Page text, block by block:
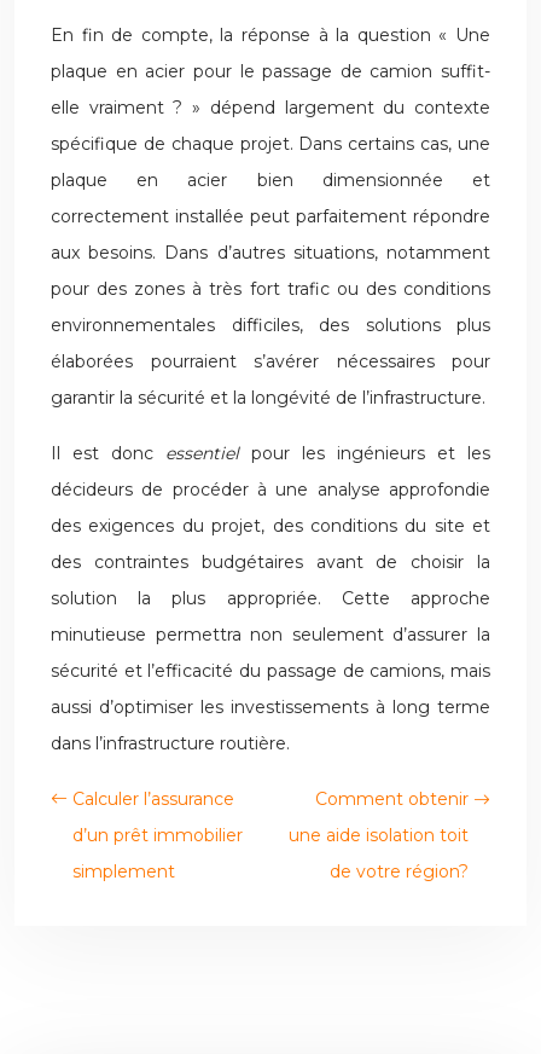
En fin de compte, la réponse à la question « Une
plaque en acier pour le passage de camion suffit-
elle vraiment ? » dépend largement du contexte
spécifique de chaque projet. Dans certains cas, une
plaque en acier bien dimensionnée et
correctement installée peut parfaitement répondre
aux besoins. Dans d’autres situations, notamment
pour des zones à très fort trafic ou des conditions
environnementales difficiles, des solutions plus
élaborées pourraient s’avérer nécessaires pour
garantir la sécurité et la longévité de l’infrastructure.
Il est donc essentielpour les ingénieurs et les
décideurs de procéder à une analyse approfondie
des exigences du projet, des conditions du site et
des contraintes budgétaires avant de choisir la
solution la plus appropriée. Cette approche
minutieuse permettra non seulement d’assurer la
sécurité et l’efficacité du passage de camions, mais
aussi d’optimiser les investissements à long terme
dans l’infrastructure routière.
Calculer l’assurance
d’un prêt immobilier
simplement
Comment obtenir
une aide isolation toit
de votre région?